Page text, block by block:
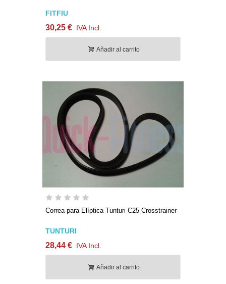
FITFIU
30,25 € IVA Incl.
Añadir al carrito
Correa para Elíptica Tunturi C25 Crosstrainer
TUNTURI
28,44 € IVA Incl.
Añadir al carrito